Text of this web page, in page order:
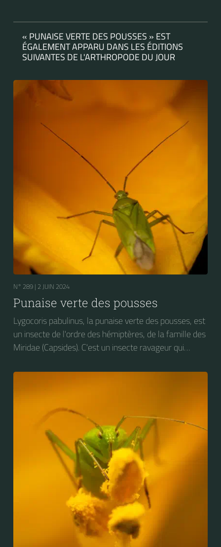
« PUNAISE VERTE DES POUSSES » EST
ÉGALEMENT APPARU DANS LES ÉDITIONS
SUIVANTES DE L'ARTHROPODE DU JOUR
N° 289 | 2 JUIN 2024
Punaise verte des pousses
Lygocoris pabulinus, la punaise verte des pousses, est
un insecte de l'ordre des hémiptères, de la famille des
Miridae (Capsides). C'est un insecte ravageur qui
végétales, dont les arbres fruitiers et diverses plantes
rosiers, ainsi que la luzerne et le houblon.